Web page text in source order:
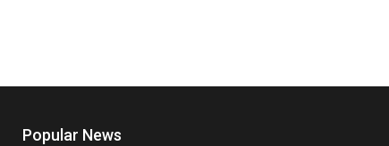
Popular News